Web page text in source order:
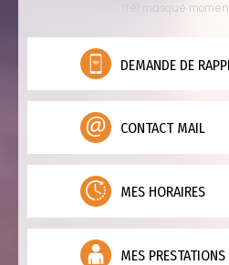
(tél masqué
DEMANDE DE
CONTACT MAIL
MES HORAIRES
MES PRESTATIONS